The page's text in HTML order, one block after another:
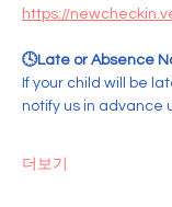
https://
🕓Late or Absence
If your child will be
notify us in advance
더보기